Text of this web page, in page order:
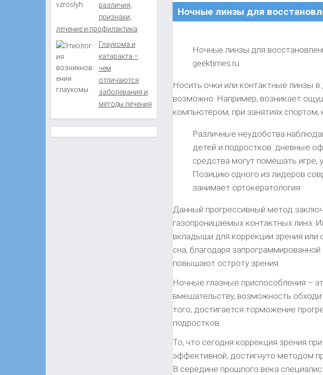
Ночные линзы для
Ночные линзы для
geektimes.ru
Носить очки или контактные линзы
возможно. Например, возникает
компьютером, при занятиях
Различные неудобства
детей и подростков: дневные
средства могут помешать игре,
Позицию одного из лидеров
занимает ортокератология.
Данный прогрессивный метод
газопроницаемых контактных линз.
вкладыши для коррекции зрения или
сна, благодаря
повышают остроту зрения.
Ночные глазные приспособления –
вмешательству, возможность
того, достигается торможение
подростков.
То, что сегодня коррекция зрения
эффективной, достигнуто методом
В середине прошлого века
различия,
признаки,
лечение и профилактика
Глаукома и
катаракта –
чем
отличаются
заболевания и
методы лечения